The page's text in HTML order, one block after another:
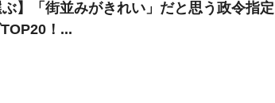
ぶ】「街並みがきれい」だと思う政令指定
！...